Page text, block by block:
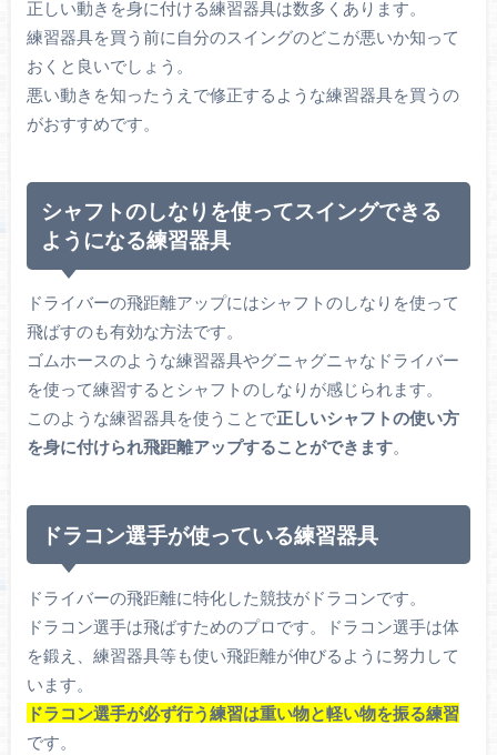
正しい動きを身に付ける練習器具は数多くあります。
練習器具を買う前に自分のスイングのどこが悪いか知って
おくと良いでしょう。
悪い動きを知ったうえで修正するような練習器具を買うの
がおすすめです。
シャフトのしなりを使ってスイングできる
ようになる練習器具
ドライバーの飛距離アップにはシャフトのしなりを使って
飛ばすのも有効な方法です。
ゴムホースのような練習器具やグニャグニャなドライバー
を使って練習するとシャフトのしなりが感じられます。
このような練習器具を使うことで正しいシャフトの使い方
を身に付けられ飛距離アップすることができます。
ドラコン選手が使っている練習器具
ドライバーの飛距離に特化した競技がドラコンです。
ドラコン選手は飛ばすためのプロです。ドラコン選手は体
を鍛え、練習器具等も使い飛距離が伸びるように努力して
います。
ドラコン選手が必ず行う練習は重い物と軽い物を振る練習
です。